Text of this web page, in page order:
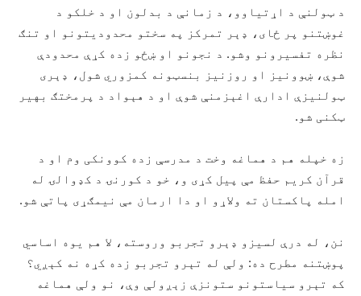
د ټولنې د اړتیاوو، د زمانې د بدلون او د خلکو د
غوښتنو پر ځای، ډېر تمرکز په سختو محدودیتونو او تنګ
نظره تفسیرونو وشو. د نجونو او ښځو زده کړې محدودې
شوې، ښوونیز او روزنیز بنسټونه کمزوري شول، ډېری
ټولنیزې ادارې اغېزمنې شوې او د هېواد د پرمختګ بهیر
ټکنی شو.
زه خپله هم د هماغه وخت د مدرسې زده کوونکی وم او د
قرآن کریم حفظ مې پیل کړی و، خو د کورنۍ د کډوالۍ له
امله پاکستان ته ولاړو او دا ارمان مې نیمګړی پاتې شو.
نن، له درې لسیزو ډېرو تجربو وروسته، لا هم یوه اساسي
پوښتنه مطرح ده: ولې له تېرو تجربو زده کړه نه کېږي؟
که تېرو سیاستونو ستونزې زېږولې وې، نو ولې هماغه